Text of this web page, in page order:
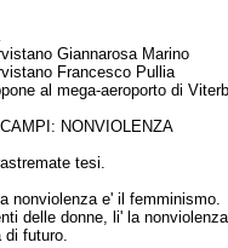
Giannarosa Marino
Francesco Pullia
al mega-aeroporto di
NONVIOLENZA
tesi.
nonviolenza e' il femminismo.
delle donne, li' la
di futuro.